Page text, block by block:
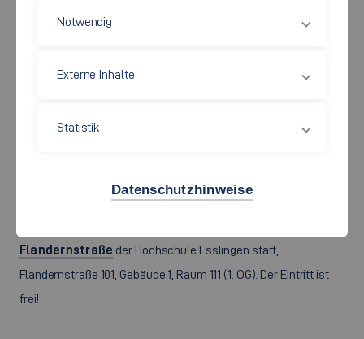
Christina Pichler – stock.adobe.com
Hochschule Esslingen. Sie wird am
Freitag, 19. Juni 2026, um
Flandernstraße der Hochschule Esslingen statt,
Flandernstraße 101, Gebäude 1, Raum 111 (1. OG). Der Eintritt ist
frei!
Notwendig
Externe Inhalte
Statistik
Datenschutzhinweise